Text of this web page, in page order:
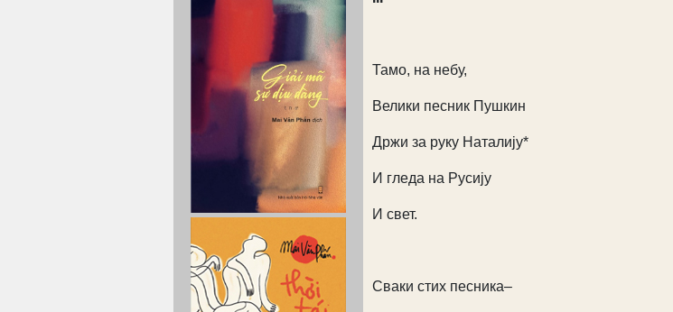
Тамо, на небу,
Велики песник Пушкин
Држи за руку Наталију*
И гледа на Русију
И свет.
Сваки стих песника–